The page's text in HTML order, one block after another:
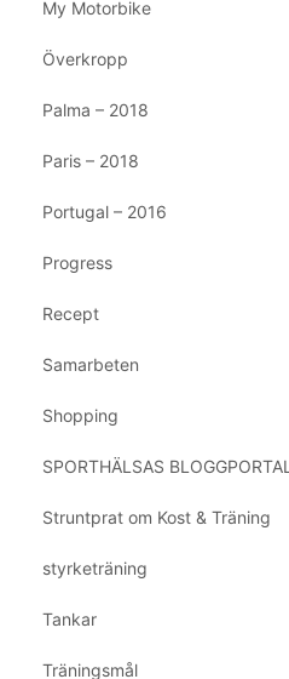
My Motorbike
Överkropp
Palma – 2018
Paris – 2018
Portugal – 2016
Progress
Recept
Samarbeten
Shopping
SPORTHÄLSAS BLOGGPORTAL
Struntprat om Kost & Träning
styrketräning
Tankar
Träningsmål